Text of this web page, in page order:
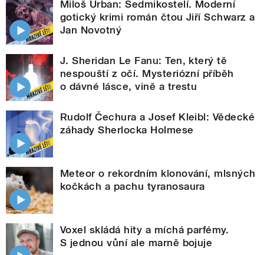
Miloš Urban: Sedmikostelí. Moderní
gotický krimi román čtou Jiří Schwarz a
Jan Novotný
J. Sheridan Le Fanu: Ten, který tě
nespouští z očí. Mysteriózní příběh
o dávné lásce, vině a trestu
Rudolf Čechura a Josef Kleibl: Vědecké
záhady Sherlocka Holmese
Meteor o rekordním klonování, mlsných
kočkách a pachu tyranosaura
Voxel skládá hity a míchá parfémy.
S jednou vůní ale marně bojuje